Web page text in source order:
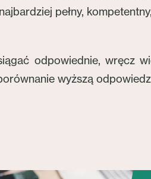
pełny,
odpowiednie, wręcz
wyższą